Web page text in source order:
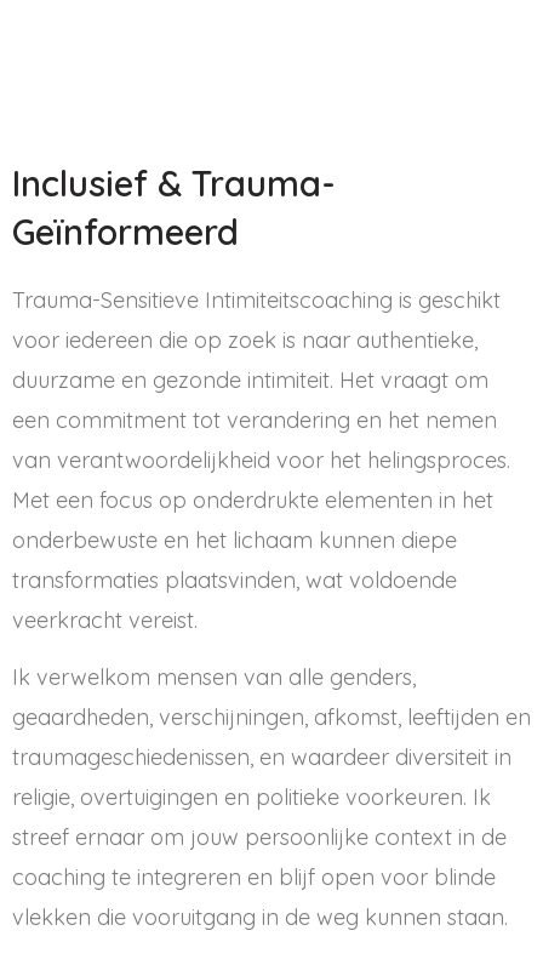
Inclusief & Trauma-
Geïnformeerd
Trauma-Sensitieve Intimiteitscoaching is geschikt
voor iedereen die op zoek is naar authentieke,
duurzame en gezonde intimiteit. Het vraagt om
een commitment tot verandering en het nemen
van verantwoordelijkheid voor het helingsproces.
Met een focus op onderdrukte elementen in het
onderbewuste en het lichaam kunnen diepe
transformaties plaatsvinden, wat voldoende
veerkracht vereist.
Ik verwelkom mensen van alle genders,
geaardheden, verschijningen, afkomst, leeftijden en
traumageschiedenissen, en waardeer diversiteit in
religie, overtuigingen en politieke voorkeuren. Ik
streef ernaar om jouw persoonlijke context in de
coaching te integreren en blijf open voor blinde
vlekken die vooruitgang in de weg kunnen staan.